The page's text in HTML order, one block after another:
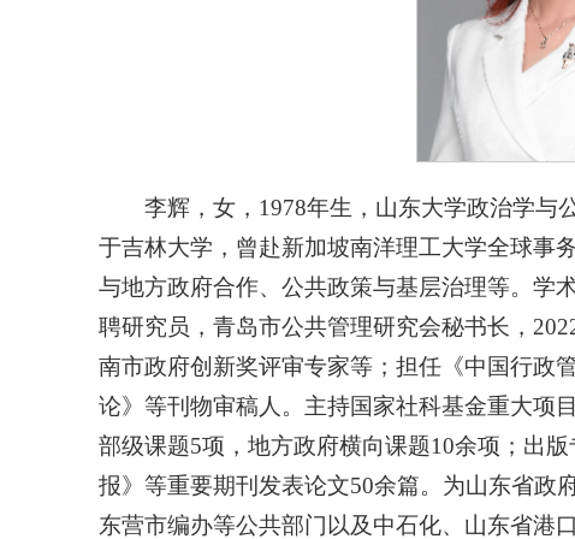
李辉，女，1978年生，山东大学政治学与
于吉林大学，曾赴新加坡南洋理工大学全球事
与地方政府合作、公共政策与基层治理等。学
聘研究员，青岛市公共管理研究会秘书长，
南市政府创新奖评审专家等；担任《中国行政
论》等刊物审稿人。主持国家社科基金重大项
部级课题5项，地方政府横向课题10余项；出
报》等重要期刊发表论文50余篇。为山东省政
东营市编办等公共部门以及中石化、山东省港